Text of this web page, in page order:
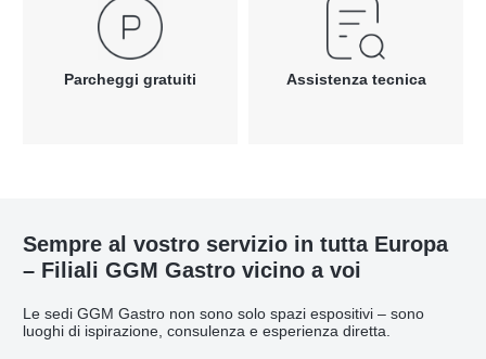
Parcheggi gratuiti Assistenza tecnica
Sempre al vostro servizio in tutta Europa
– Filiali GGM Gastro vicino a voi
Le sedi GGM Gastro non sono solo spazi espositivi – sono
luoghi di ispirazione, consulenza e esperienza diretta.